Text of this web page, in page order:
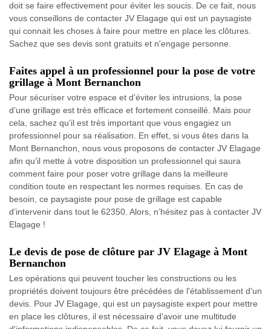
doit se faire effectivement pour éviter les soucis. De ce fait, nous
vous conseillons de contacter JV Elagage qui est un paysagiste
qui connait les choses à faire pour mettre en place les clôtures.
Sachez que ses devis sont gratuits et n'engage personne.
Faites appel à un professionnel pour la pose de votre
grillage à Mont Bernanchon
Pour sécuriser votre espace et d’éviter les intrusions, la pose
d’une grillage est très efficace et fortement conseillé. Mais pour
cela, sachez qu’il est très important que vous engagiez un
professionnel pour sa réalisation. En effet, si vous êtes dans la
Mont Bernanchon, nous vous proposons de contacter JV Elagage
afin qu’il mette à votre disposition un professionnel qui saura
comment faire pour poser votre grillage dans la meilleure
condition toute en respectant les normes requises. En cas de
besoin, ce paysagiste pour pose de grillage est capable
d’intervenir dans tout le 62350. Alors, n’hésitez pas à contacter JV
Elagage !
Le devis de pose de clôture par JV Elagage à Mont
Bernanchon
Les opérations qui peuvent toucher les constructions ou les
propriétés doivent toujours être précédées de l'établissement d'un
devis. Pour JV Elagage, qui est un paysagiste expert pour mettre
en place les clôtures, il est nécessaire d'avoir une multitude